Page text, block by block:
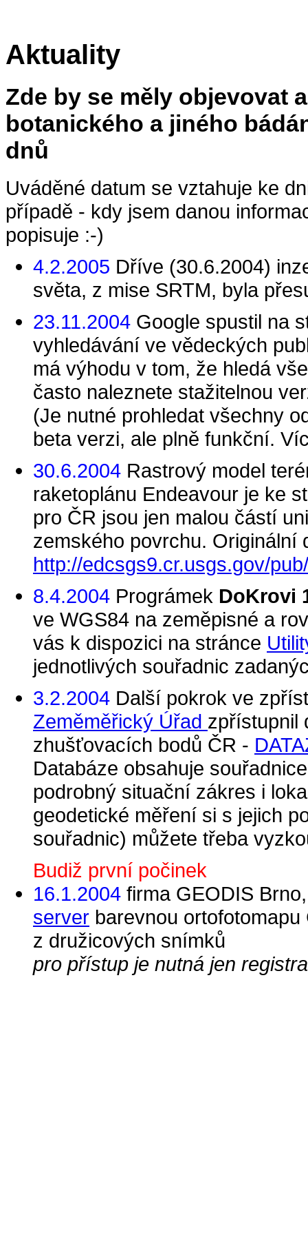
Aktuality
Zde by se měly objevovat
botanického a jiného
dnů
Uváděné datum se vztahuje ke
případě - kdy jsem danou
popisuje :-)
4.2.2005 Dříve (30.6.2004)
světa, z mise SRTM, byla
23.11.2004 Google spustil na
vyhledávání ve vědeckých
má výhodu v tom, že hledá
často naleznete stažitelnou
(Je nutné prohledat všechny
beta verzi, ale plně funkční.
30.6.2004 Rastrový model
raketoplánu Endeavour je ke
pro ČR jsou jen malou částí
zemského povrchu. Originální
http://edcsgs9.cr.usgs.gov/
8.4.2004 Prográmek DoKrovi
ve WGS84 na zeměpisné a
vás k dispozici na stránce
jednotlivých souřadnic
3.2.2004 Další pokrok ve
Zeměměřický Úřad zpřístupnil
zhušťovacích bodů ČR -
Databáze obsahuje
podrobný situační zákres i
geodetické měření si s jejich
souřadnic) můžete třeba
Budiž první počinek
16.1.2004 firma GEODIS
server barevnou
z družicových snímků
pro přístup je nutná jen